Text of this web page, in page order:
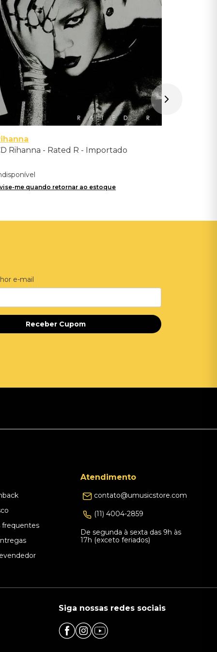
Rihanna - Rated R - Importado
me quando retornar ao estoque
e-mail
Receber Cupom
frequentes
Atendimento
contato@umusicstore.com
(11) 4004-2859
De segunda à sexta das 9h às
17h (exceto feriados)
Siga nossas redes sociais